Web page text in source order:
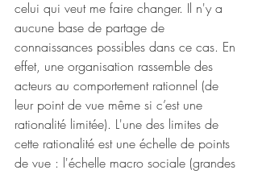
celui qui veut me faire changer. Il n'y a
aucune base de partage de
connaissances possibles dans ce cas. En
effet, une organisation rassemble des
acteurs au comportement rationnel (de
leur point de vue même si c’est une
rationalité limitée). L'une des limites de
cette rationalité est une échelle de points
de vue : l'échelle macro sociale (grandes